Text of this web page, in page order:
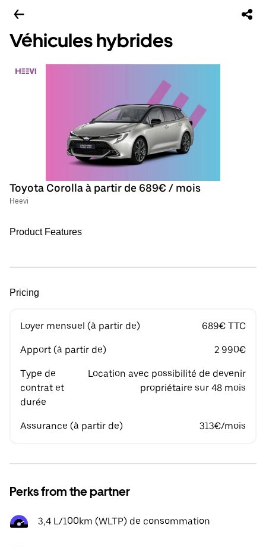
Véhicules hybrides
Toyota Corolla à partir de 689€ / mois
Heevi
Product Features
Pricing
Loyer mensuel (à partir de) 689€ TTC
Apport (à partir de) 2 990€
Type de
contrat et
durée
Location avec possibilité de devenir
propriétaire sur 48 mois
Assurance (à partir de) 313€/mois
Perks from the partner
3,4 L/100km (WLTP) de consommation